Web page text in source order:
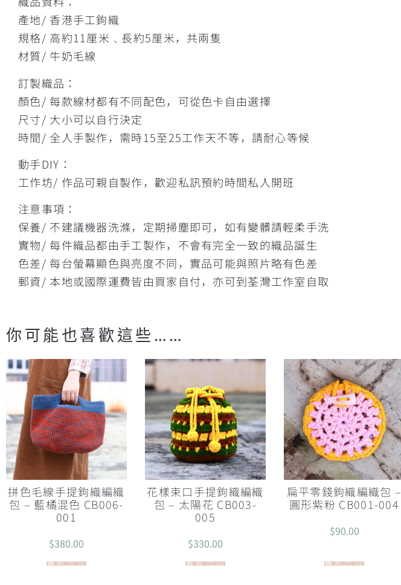
產地/ 香港手工鉤織
規格/ 高約11厘米﹑長約5厘米，共兩隻
材質/ 牛奶毛線
訂製織品：
顏色/ 每款線材都有不同配色，可從色卡自由選擇
尺寸/ 大小可以自行決定
時間/ 全人手製作，需時15至25工作天不等，請耐心等候
動手DIY：
工作坊/ 作品可親自製作，歡迎私訊預約時間私人開班
注意事項：
保養/ 不建議機器洗滌，定期掃塵即可，如有變髒請輕柔手洗
實物/ 每件織品都由手工製作，不會有完全一致的織品誕生
色差/ 每台螢幕顯色與亮度不同，實品可能與照片略有色差
郵資/ 本地或國際運費皆由買家自付，亦可到荃灣工作室自取
你可能也喜歡這些……
拼色毛線手提鉤織編織
包 – 藍橘混色 CB006-
001
$380.00
查看內容
花樣束口手提鉤織編織
包 – 太陽花 CB003-
005
$330.00
查看內容
扁平零錢鉤織編織包 –
圓形紫粉 CB001-004
$90.00
查看內容